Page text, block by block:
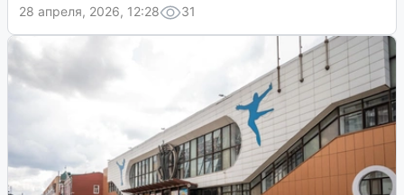
28 апреля, 2026, 12:28
31